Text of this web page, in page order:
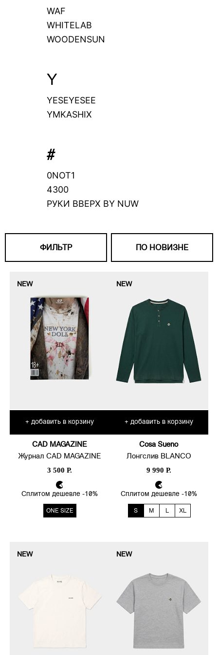
WAF
WHITELAB
WOODENSUN
Y
YESEYESEE
YMKASHIX
#
0NOT1
4300
РУКИ ВВЕРХ BY NUW
ФИЛЬТР ПО НОВИЗНЕ
NEW
+ добавить в корзину
CAD MAGAZINE
Журнал CAD MAGAZINE
3 500 Р.
Сплитом дешевле -10%
ONE SIZE
NEW
+ добавить в корзину
Cosa Sueno
Лонгслив BLANCO
9 990 Р.
Сплитом дешевле -10%
S M L XL
NEW NEW